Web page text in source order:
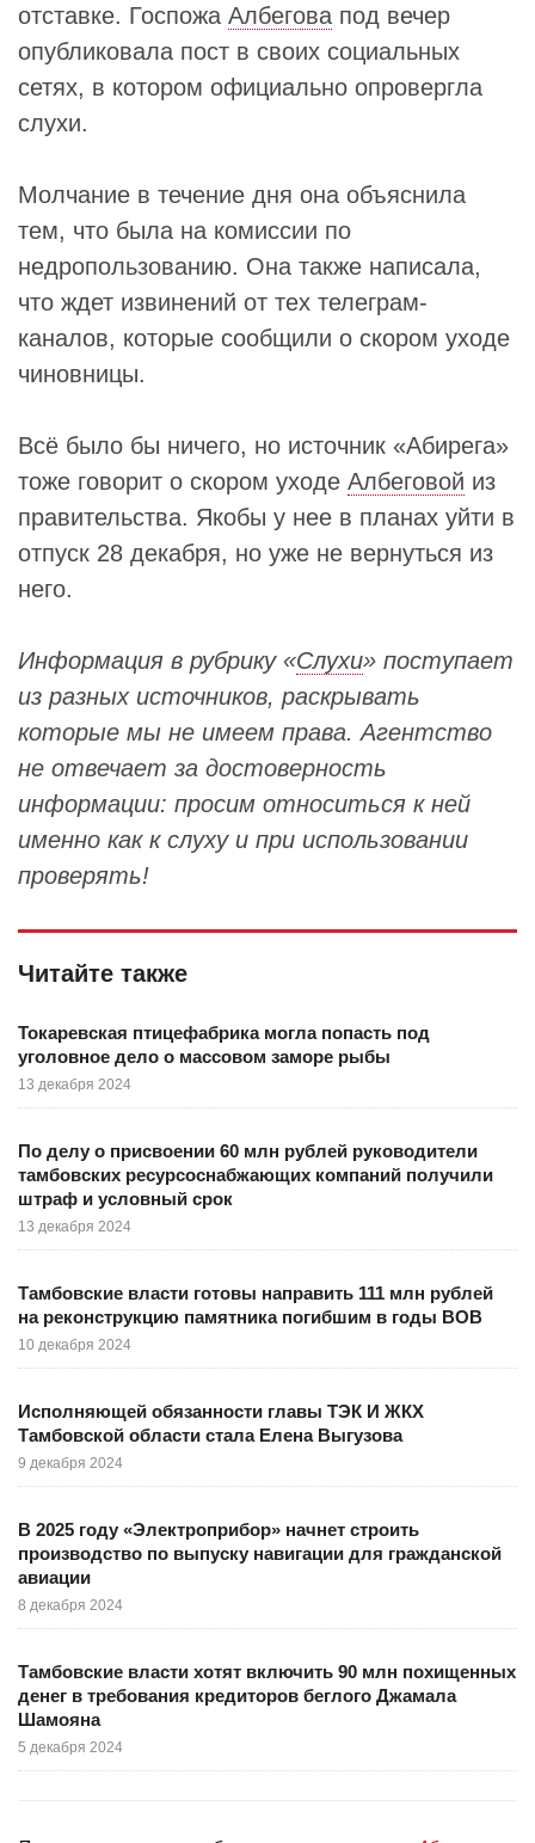
отставке. Госпожа Албегова под вечер
опубликовала пост в своих социальных
сетях, в котором официально опровергла
слухи.
Молчание в течение дня она объяснила
тем, что была на комиссии по
недропользованию. Она также написала,
что ждет извинений от тех телеграм-
каналов, которые сообщили о скором уходе
чиновницы.
Всё было бы ничего, но источник «Абирега»
тоже говорит о скором уходе Албеговой из
правительства. Якобы у нее в планах уйти в
отпуск 28 декабря, но уже не вернуться из
него.
Информация в рубрику «Слухи» поступает
из разных источников, раскрывать
которые мы не имеем права. Агентство
не отвечает за достоверность
информации: просим относиться к ней
именно как к слуху и при использовании
проверять!
Читайте также
Токаревская птицефабрика могла попасть под
уголовное дело о массовом заморе рыбы
13 декабря 2024
По делу о присвоении 60 млн рублей руководители
тамбовских ресурсоснабжающих компаний получили
штраф и условный срок
13 декабря 2024
Тамбовские власти готовы направить 111 млн рублей
на реконструкцию памятника погибшим в годы ВОВ
10 декабря 2024
Исполняющей обязанности главы ТЭК И ЖКХ
Тамбовской области стала Елена Выгузова
9 декабря 2024
В 2025 году «Электроприбор» начнет строить
производство по выпуску навигации для гражданской
авиации
8 декабря 2024
Тамбовские власти хотят включить 90 млн похищенных
денег в требования кредиторов беглого Джамала
Шамояна
5 декабря 2024